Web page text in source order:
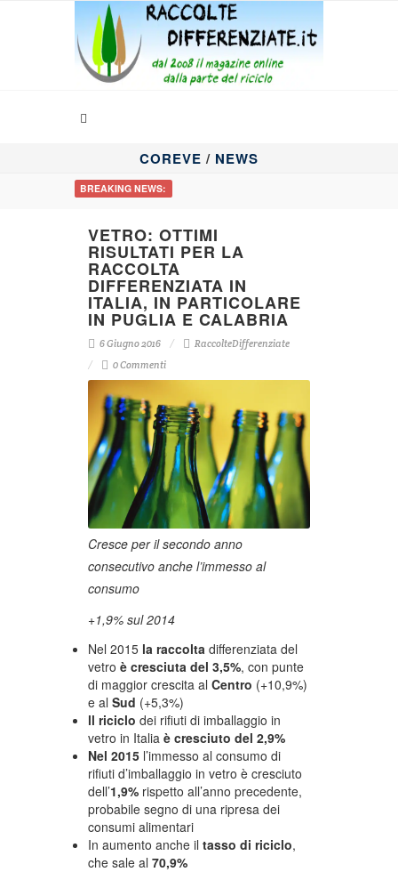
COREVE / NEWS
BREAKING NEWS:
VETRO: OTTIMI
RISULTATI PER LA
RACCOLTA
DIFFERENZIATA IN
ITALIA, IN PARTICOLARE
IN PUGLIA E CALABRIA
6 Giugno 2016
RaccolteDifferenziate
0 Commenti
Cresce per il secondo anno
consecutivo anche l’immesso al
consumo
+1,9% sul 2014
Nel 2015 la raccolta differenziata del
vetro è cresciuta del 3,5%, con punte
di maggior crescita al Centro (+10,9%)
e al Sud (+5,3%)
ll riciclo dei rifiuti di imballaggio in
vetro in Italia è cresciuto del 2,9%
Nel 2015 l’immesso al consumo di
rifiuti d’imballaggio in vetro è cresciuto
dell’1,9% rispetto all’anno precedente,
probabile segno di una ripresa dei
consumi alimentari
In aumento anche il tasso di riciclo,
che sale al 70,9%